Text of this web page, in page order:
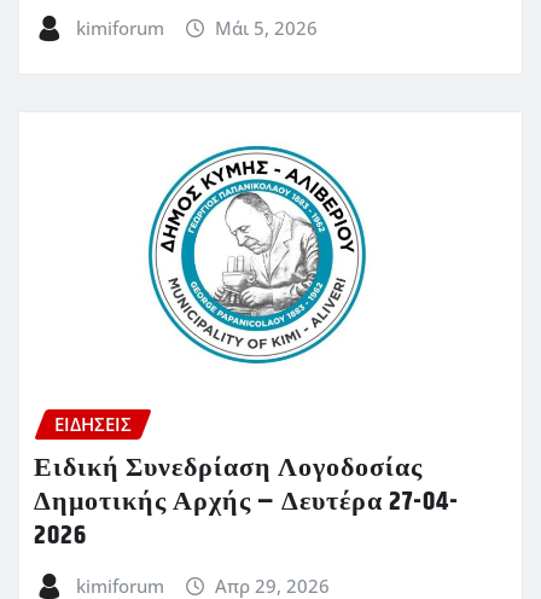
kimiforum Μάι 5, 2026
ΕΙΔΗΣΕΙΣ
Ειδική Συνεδρίαση Λογοδοσίας
Δημοτικής Αρχής – Δευτέρα 27-04-
2026
kimiforum Απρ 29, 2026